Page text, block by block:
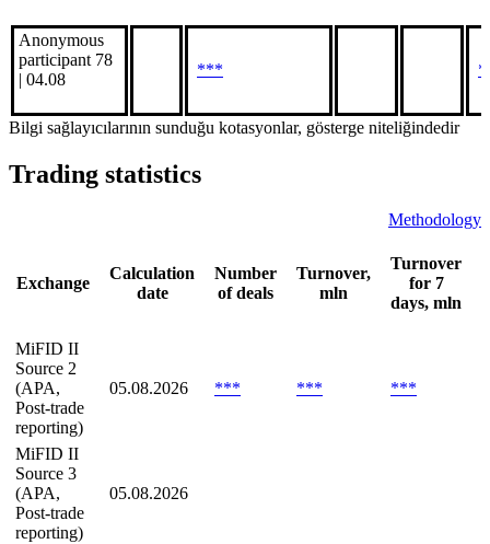
Anonymous
participant 78
| 04.08
***
Bilgi sağlayıcılarının sunduğu kotasyonlar, gösterge niteliğindedir
Trading statistics
Methodology
Exchange
Calculation
date
Number
of deals
Turnover,
mln
Turnover
for 7
days, mln
MiFID II
Source 2
(APA,
Post-trade
reporting)
05.08.2026 *** *** ***
MiFID II
Source 3
(APA,
Post-trade
reporting)
05.08.2026